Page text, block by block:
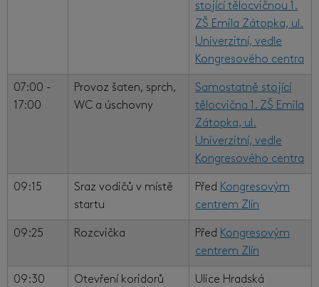
stojící tělocvičnou 1.
ZŠ Emila Zátopka, ul.
Univerzitní, vedle
Kongresového centra
07:00 -
17:00
Provoz šaten, sprch,
WC a úschovny
Samostatně stojící
tělocvična 1. ZŠ Emila
Zátopka, ul.
Univerzitní, vedle
Kongresového centra
09:15
Sraz vodičů v místě
startu
Před Kongresovým
centrem Zlín
09:25 Rozcvička Před Kongresovým
centrem Zlín
09:30
Otevření koridorů
Ulice Hradská